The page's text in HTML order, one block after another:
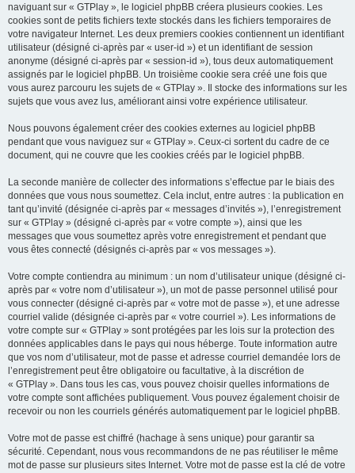
naviguant sur « GTPlay », le logiciel phpBB créera plusieurs cookies. Les
cookies sont de petits fichiers texte stockés dans les fichiers temporaires de
votre navigateur Internet. Les deux premiers cookies contiennent un identifiant
utilisateur (désigné ci-après par « user-id ») et un identifiant de session
anonyme (désigné ci-après par « session-id »), tous deux automatiquement
assignés par le logiciel phpBB. Un troisième cookie sera créé une fois que
vous aurez parcouru les sujets de « GTPlay ». Il stocke des informations sur les
sujets que vous avez lus, améliorant ainsi votre expérience utilisateur.
Nous pouvons également créer des cookies externes au logiciel phpBB
pendant que vous naviguez sur « GTPlay ». Ceux-ci sortent du cadre de ce
document, qui ne couvre que les cookies créés par le logiciel phpBB.
La seconde manière de collecter des informations s’effectue par le biais des
données que vous nous soumettez. Cela inclut, entre autres : la publication en
tant qu’invité (désignée ci-après par « messages d’invités »), l’enregistrement
sur « GTPlay » (désigné ci-après par « votre compte »), ainsi que les
messages que vous soumettez après votre enregistrement et pendant que
vous êtes connecté (désignés ci-après par « vos messages »).
Votre compte contiendra au minimum : un nom d’utilisateur unique (désigné ci-
après par « votre nom d’utilisateur »), un mot de passe personnel utilisé pour
vous connecter (désigné ci-après par « votre mot de passe »), et une adresse
courriel valide (désignée ci-après par « votre courriel »). Les informations de
votre compte sur « GTPlay » sont protégées par les lois sur la protection des
données applicables dans le pays qui nous héberge. Toute information autre
que vos nom d’utilisateur, mot de passe et adresse courriel demandée lors de
l’enregistrement peut être obligatoire ou facultative, à la discrétion de
« GTPlay ». Dans tous les cas, vous pouvez choisir quelles informations de
votre compte sont affichées publiquement. Vous pouvez également choisir de
recevoir ou non les courriels générés automatiquement par le logiciel phpBB.
Votre mot de passe est chiffré (hachage à sens unique) pour garantir sa
sécurité. Cependant, nous vous recommandons de ne pas réutiliser le même
mot de passe sur plusieurs sites Internet. Votre mot de passe est la clé de votre